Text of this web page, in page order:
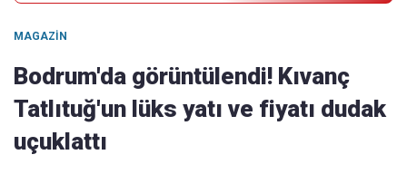
MAGAZIN
Bodrum'da görüntülendi! Kıvanç
Tatlıtuğ'un lüks yatı ve fiyatı dudak
uçuklattı